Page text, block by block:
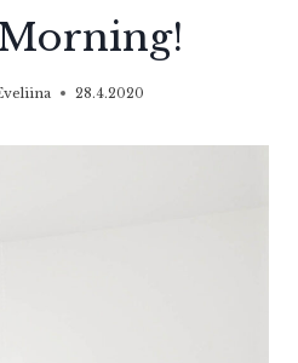
28.4.2020